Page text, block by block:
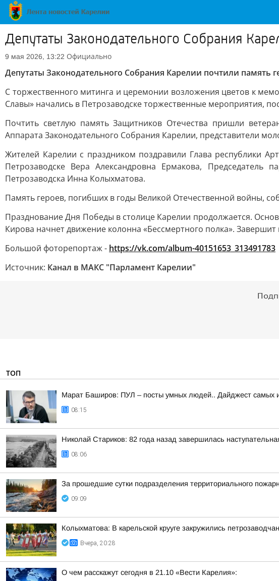
Депутаты Законодательного Собрания
9 мая 2026, 13:22 Официально
Депутаты Законодательного Собрания Карелии почтили память
С торжественного митинга и церемонии возложения цветов к
Славы» начались в Петрозаводске торжественные мероприятия,
Почтить светлую память Защитников Отечества пришли
Аппарата Законодательного Собрания Карелии, представители
Жителей Карелии с праздником поздравили Глава республики
Петрозаводске Вера Александровна Ермакова,
Петрозаводска Инна Колыхматова.
Память героев, погибших в годы Великой Отечественной войны,
Празднование Дня Победы в столице Карелии продолжается.
Кирова начнет движение колонна «Бессмертного полка».
Большой фоторепортаж - https://vk.com/album-40151653_313491783
Источник: Канал в МАКС "Парламент Карелии"
ТОП
Марат Баширов: ПУЛ – посты умных людей.. Дайджест самых
08:15
Николай Стариков: 82 года назад завершилась
08:06
За прошедшие сутки подразделения территориального
09:09
Колыхматова: В карельской крууге закружились
Вчера, 20:28
О чем расскажут сегодня в 21.10 «Вести Карелия»: